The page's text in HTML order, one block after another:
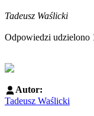
Tadeusz Waślicki
Odpowiedzi udzielono
Autor:
Tadeusz Waślicki